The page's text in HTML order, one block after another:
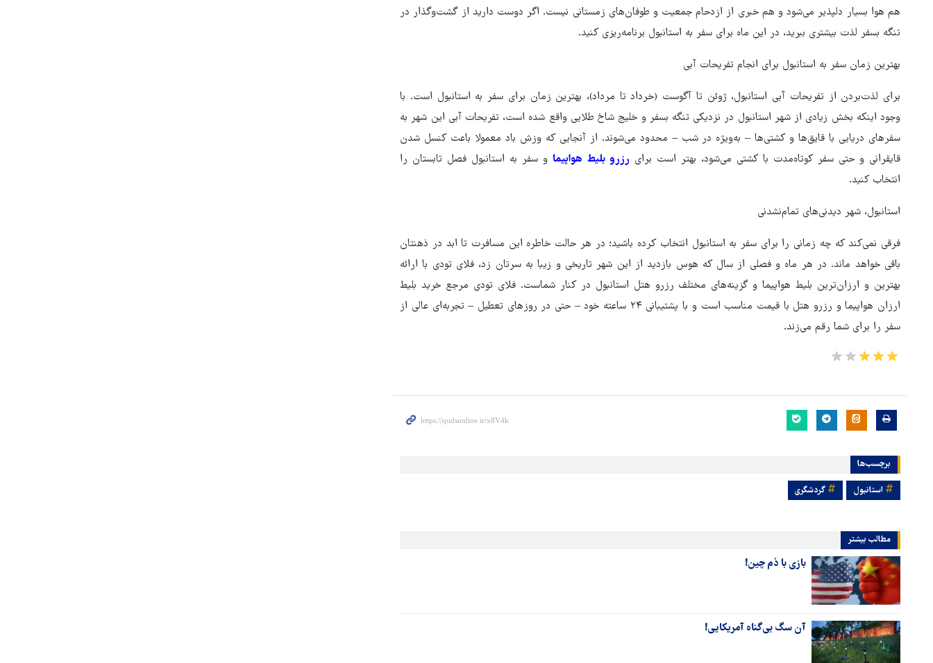
هم هوا بسیار دلپذیر می‌شود و هم خبری از ازدحام جمعیت و طوفان‌های زمستانی نیست. اگر دوست دارید از گشت‌وگذار در
تنگه بسفر لذت بیشتری ببرید، در این ماه برای سفر به استانبول برنامه‌ریزی کنید.
بهترین زمان سفر به استانبول برای انجام تفریحات آبی
برای لذت‌بردن از تفریحات آبی استانبول، ژوئن تا آگوست (خرداد تا مرداد)، بهترین زمان برای سفر به استانبول است. با
وجود اینکه بخش زیادی از شهر استانبول در نزدیکی تنگه بسفر و خلیج شاخ طلایی واقع شده است، تفریحات آبی این شهر به
سفرهای دریایی با قایق‌ها و کشتی‌ها – به‌ویژه در شب – محدود می‌شوند. از آنجایی که وزش باد معمولا باعث کنسل شدن
قایقرانی و حتی سفر کوتاه‌مدت با کشتی می‌شود، بهتر است برای رزرو بلیط هواپیماو سفر به استانبول فصل تابستان را
انتخاب کنید.
استانبول، شهر دیدنی‌های تمام‌نشدنی
فرقی نمی‌کند که چه زمانی را برای سفر به استانبول انتخاب کرده باشید؛ در هر حالت خاطره این مسافرت تا ابد در ذهنتان
باقی خواهد ماند. در هر ماه و فصلی از سال که هوس بازدید از این شهر تاریخی و زیبا به سرتان زد، فلای تودی با ارائه
بهترین و ارزان‌ترین بلیط هواپیما و گزینه‌های مختلف رزرو هتل استانبول در کنار شماست. فلای تودی مرجع خرید بلیط
ارزان هواپیما و رزرو هتل با قیمت مناسب است و با پشتیبانی ۲۴ ساعته خود – حتی در روزهای تعطیل – تجربه‌ای عالی از
سفر را برای شما رقم می‌زند.
برچسب‌ها
استانبول گردشگری
مطالب بیشتر
بازی با دُم چین!
آن سگ بی‌گناه آمریکایی!